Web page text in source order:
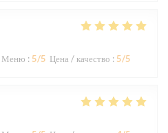
Меню : 5/5 Цена / качество : 5/5